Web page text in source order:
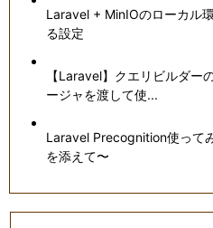
Laravel + MinIOのローカル
る設定
【Laravel】クエリビルダ
ージャを渡して使...
Laravel Precognition使って
を添えて〜